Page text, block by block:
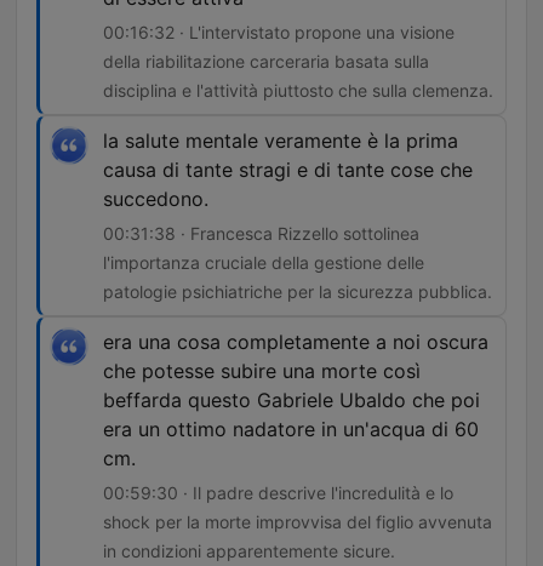
00:16:32 · L'intervistato propone una visione
della riabilitazione carceraria basata sulla
disciplina e l'attività piuttosto che sulla clemenza.
la salute mentale veramente è la prima
causa di tante stragi e di tante cose che
succedono.
00:31:38 · Francesca Rizzello sottolinea
l'importanza cruciale della gestione delle
patologie psichiatriche per la sicurezza pubblica.
era una cosa completamente a noi oscura
che potesse subire una morte così
beffarda questo Gabriele Ubaldo che poi
era un ottimo nadatore in un'acqua di 60
cm.
00:59:30 · Il padre descrive l'incredulità e lo
shock per la morte improvvisa del figlio avvenuta
in condizioni apparentemente sicure.